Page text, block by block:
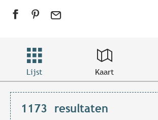
Lijst Kaart
1173 resultaten